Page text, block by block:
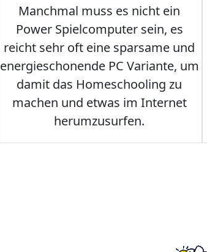
Manchmal muss es nicht ein
Power Spielcomputer sein, es
reicht sehr oft eine sparsame und
energieschonende PC Variante, um
damit das Homeschooling zu
machen und etwas im Internet
herumzusurfen.